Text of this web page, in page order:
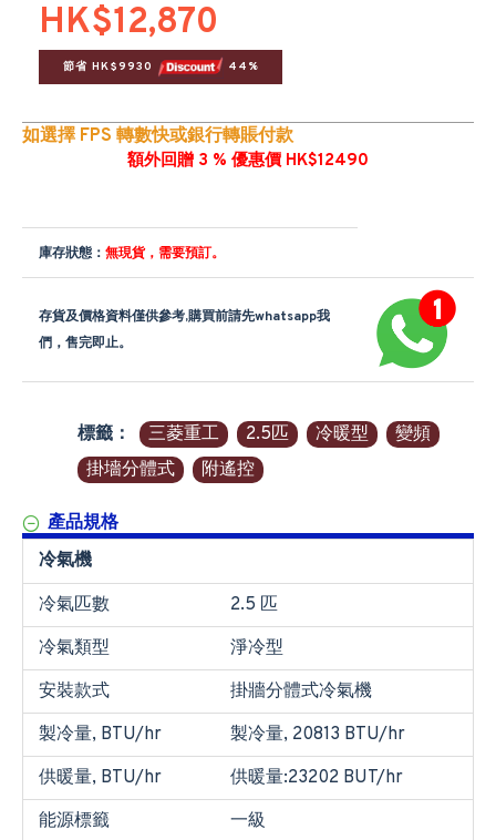
HK$12,870
節省 HK$9930 44%
如選擇 FPS 轉數快或銀行轉賬付款
額外回贈 3 % 優惠價 HK$12490
庫存狀態： 無現貨，需要預訂。
存貨及價格資料僅供參考,購買前請先whatsapp我
們，售完即止。
標籤： 三菱重工 2.5匹 冷暖型
變頻
掛墻分體式
附遙控
產品規格
冷氣機
冷氣匹數
2.5 匹
冷氣類型
淨冷型
安裝款式
掛牆分體式冷氣機
製冷量, BTU/hr
製冷量, 20813 BTU/hr
供暖量, BTU/hr
供暖量:23202 BUT/hr
能源標籤
一級